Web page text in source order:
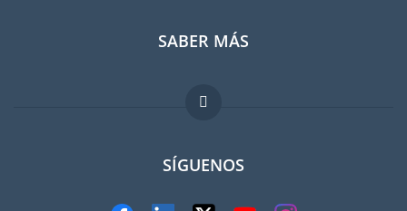
Guia para expatriados
Trabajos en el extranjero
SABER MÁS
FAQ
SÍGUENOS